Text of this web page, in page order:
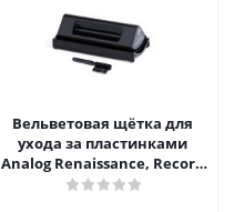
Вельветовая щётка для
ухода за пластинками
Analog Renaissance, Record
Velvet Brush, AR-7151, Black